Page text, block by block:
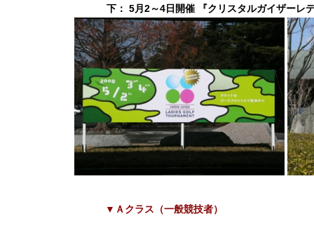
下： 5月2～4日開催 『クリスタルガイザーレ
▼Ａクラス（一般競技者）